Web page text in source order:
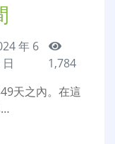
年 6
1,784
天之內。在這
…